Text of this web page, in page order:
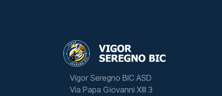
Vigor Seregno BIC ASD
Via Papa Giovanni XIII 3